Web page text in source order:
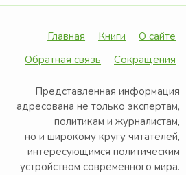
Главная Книги
О сайте
Обратная связь
Сокращения
Представленная информация
адресована не только экспертам,
политикам и журналистам,
но и широкому кругу читателей,
интересующимся политическим
устройством современного мира.